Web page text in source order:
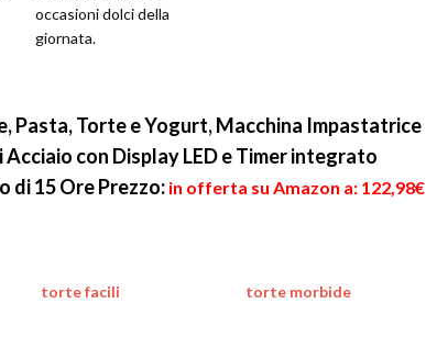
occasioni dolci della
giornata.
Pasta, Torte e Yogurt, Macchina Impastatrice
Acciaio con Display LED e Timer integrato
di 15 OrePrezzo: in offerta su Amazon a: 122,98€
torte facili torte morbide